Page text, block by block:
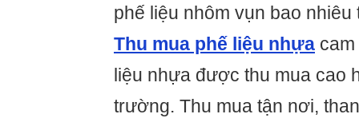
phế liệu nhôm vụn bao nhiêu
Thu mua phế liệu nhựa
liệu nhựa được thu mua cao
trường. Thu mua tận nơi,